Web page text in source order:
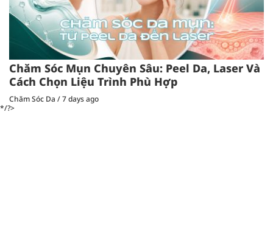
Chăm Sóc Mụn Chuyên Sâu: Peel Da, Laser Và
Cách Chọn Liệu Trình Phù Hợp
Chăm Sóc Da /7 days ago
*/?>